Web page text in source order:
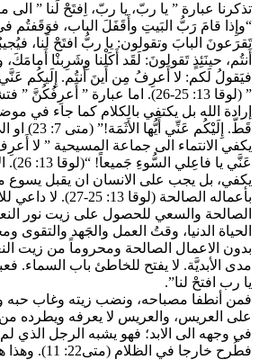
تذكرنا عبارة ” يا ربّ، يا ربّ، اِفتَحْ لَنا ” الى
“وإِذا قامَ رَبُّ البَيتِ وأَقَفَلَ الباب، فوَقَفتُم
تَقرَعونَ البابَ وتقولون: يا ربُّ افتَحْ لَنا،
أَنتُم، حينَئِذٍ تَقولونَ: لَقَد أَكَلْنا وِشَرِبنْا
فيَقولُ لَكم: لا أَعرِفُ مِن أَينَ أَنتُم. إِلَيكُم
” (لوقا 13: 25-26). اما عبارة ”
إرادة الله بل يكتفي بالكلام كما جاء في
قَطّ. إِلَيْكُم
يكفي الانتماء الى جماعة المسيحية ” لا
عَنَّي يا
يكفي، بل يجب على الانسان ان يقبل
بأعماله الصالحة
الصالحة والسعي للحصول على زيت نور
الحياة الدنيا، وقتُ العمل والجَهد
بدون الاعمال الصالحة ومحروماً من زيت
مدى الأبديَّة. لا يفتح للخاطئ باب السماء.
يا رب افتحْ لنا”.
فمن أنطفا مصباحه، ونضب زيته وغاب حبه
على العريس، والعريس لا يعرفه ويطرده من
في وجهه الى الابد؛ فهو يشبه الرجل الذي
فطُرح خارجا في الظلام (متى22: 11). وهذا هو وصف الدينونة.